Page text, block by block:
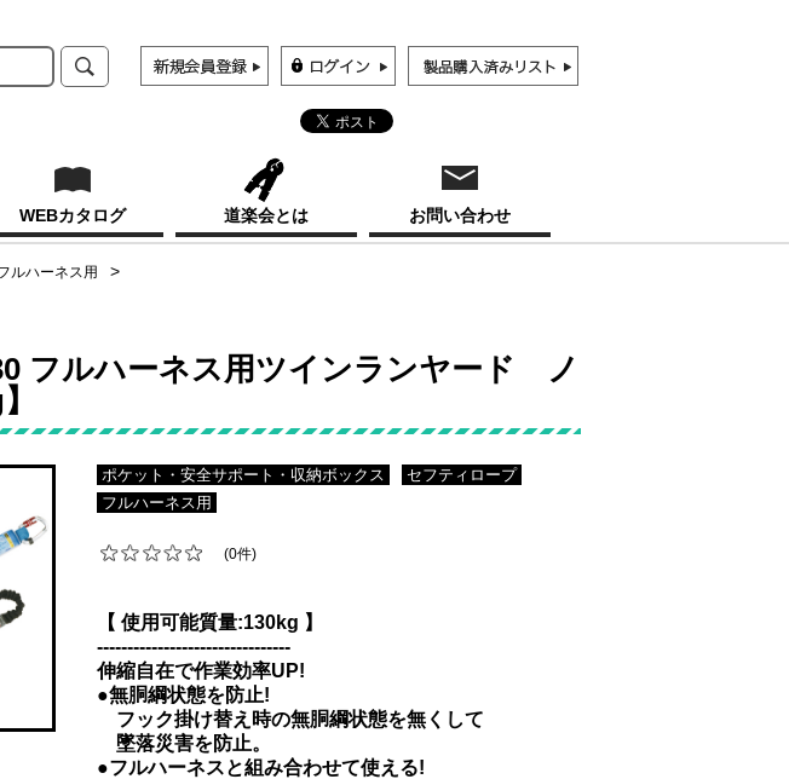
WEBカタログ 道楽会とは お問い合わせ
ルハーネス用
フルハーネス用ツインランヤード ノ
ポケット・安全サポート・収納ボックス
セフティロープ
フルハーネス用
(0件)
【 使用可能質量:130kg 】
--------------------------------
伸縮自在で作業効率UP!
●無胴綱状態を防止!
フック掛け替え時の無胴綱状態を無くして
墜落災害を防止。
●フルハーネスと組み合わせて使える!